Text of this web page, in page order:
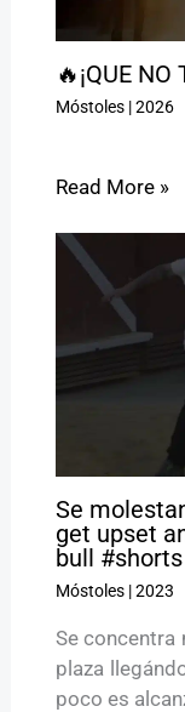
🔥¡QUE
Móstoles|2026
Read More »
Se
get upset
bull #shorts
Móstoles|2023
Se concentra
plaza
poco es